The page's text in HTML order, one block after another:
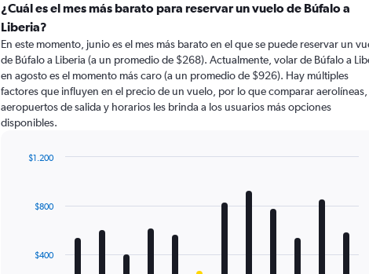
¿Cuál es el mes más barato para reservar un vuelo de Búfalo a
Liberia?
En este momento, junio es el mes más barato en el que se puede reservar un
de Búfalo a Liberia (a un promedio de $268). Actualmente, volar de Búfalo a
en agosto es el momento más caro (a un promedio de $926). Hay múltiples
factores que influyen en el precio de un vuelo, por lo que comparar aerolíneas,
aeropuertos de salida y horarios les brinda a los usuarios más opciones
disponibles.
The$400
$800
$1.200